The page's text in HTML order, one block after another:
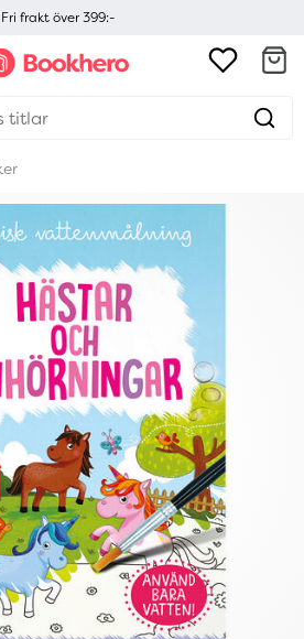
Fri frakt över 399:-